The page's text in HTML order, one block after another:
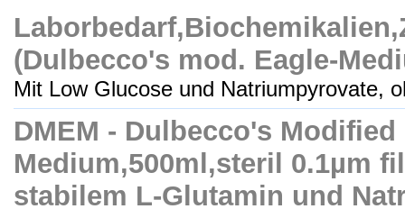
(Dulbecco's mod. Eagle-
Mit Low Glucose und Natriumpyrovate,
DMEM - Dulbecco's Modified
Medium,500ml,steril 0.1µm
stabilem L-Glutamin und